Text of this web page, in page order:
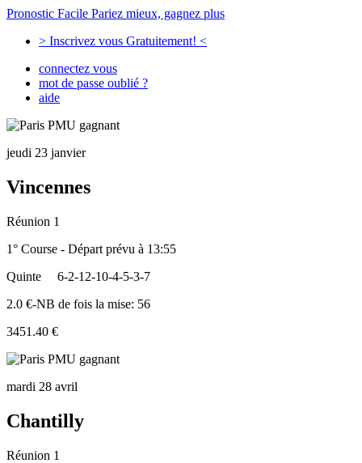
Pronostic Facile Pariez mieux, gagnez plus
> Inscrivez vous Gratuitement! <
connectez vous
mot de passe oublié ?
aide
jeudi 23 janvier
Vincennes
Réunion 1
1° Course - Départ prévu à 13:55
Quinte
6-2-12-10-4-5-3-7
2.0 €-NB de fois la mise: 56
3451.40 €
mardi 28 avril
Chantilly
Réunion 1